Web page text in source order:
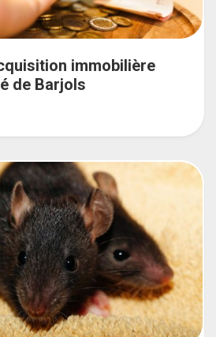
immobilière
de Barjols